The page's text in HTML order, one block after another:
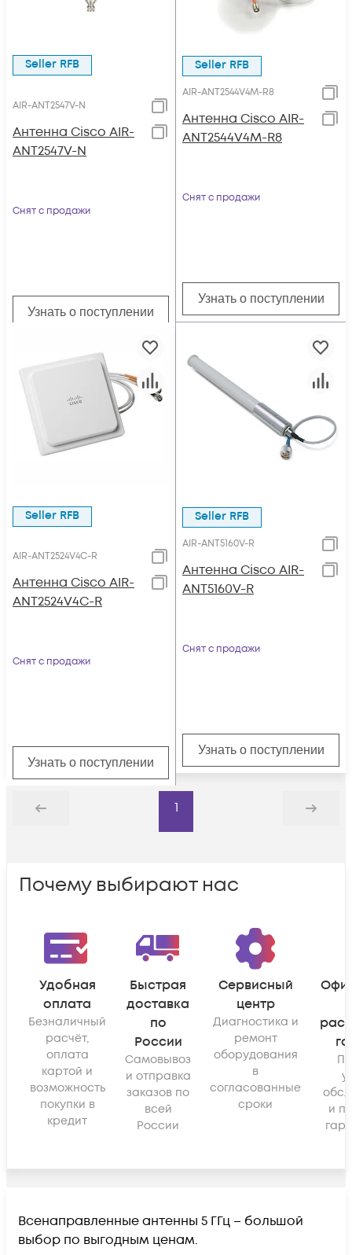
Seller RFB
AIR-ANT2547V-N
Антенна Cisco AIR-
ANT2547V-N
Снят с продажи
Узнать о поступлении
Seller RFB
AIR-ANT2544V4M-R8
Антенна Cisco AIR-
ANT2544V4M-R8
Снят с продажи
Узнать о поступлении
Seller RFB
AIR-ANT2524V4C-R
Антенна Cisco AIR-
ANT2524V4C-R
Снят с продажи
Узнать о поступлении
Seller RFB
AIR-ANT5160V-R
Антенна Cisco AIR-
ANT5160V-R
Снят с продажи
Узнать о поступлении
Назад
1
Дальше
Почему выбирают нас
Удобная
оплата
Безналичный
расчёт,
оплата
картой и
возможность
покупки в
кредит
Быстрая
доставка
по
России
Самовывоз
и отправка
заказов по
всей
России
Сервисный
центр
Диагностика и
ремонт
оборудования
в
согласованные
сроки
и
Всенаправленные антенны 5 ГГц – большой
выбор по выгодным ценам.